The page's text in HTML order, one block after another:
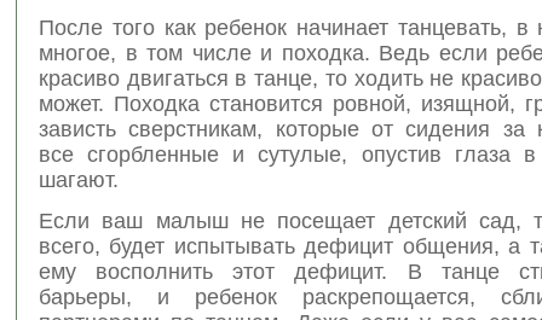
После того как ребенок начинает танцевать, в
многое, в том числе и походка. Ведь если
красиво двигаться в танце, то ходить не
может. Походка становится ровной, изящной,
зависть сверстникам, которые от сидения за
все сгорбленные и сутулые, опустив глаза
шагают.
Если ваш малыш не посещает детский сад,
всего, будет испытывать дефицит общения, а
ему восполнить этот дефицит. В танце
барьеры, и ребенок раскрепощается,